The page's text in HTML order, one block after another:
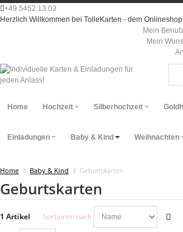
+49 5452 13 03
Herzlich Willkommen bei TolleKarten - dem
Mein
Mein
Home Hochzeit Silberhochzeit
Einladungen Baby & Kind Weihnachten
Home Baby & Kind Geburtskarten
Geburtskarten
1 Artikel Sortieren nach